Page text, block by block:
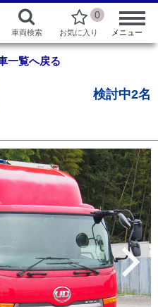
車両検索
0
お気に入り メニュー
一覧へ戻る
検討中2名